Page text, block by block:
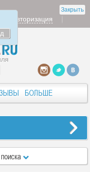
Закрыть
Авторизация
БОЛЬШЕ